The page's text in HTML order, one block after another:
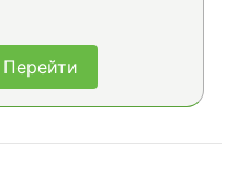
Перейти